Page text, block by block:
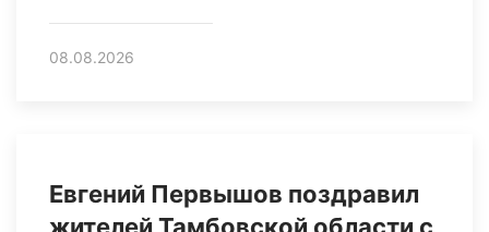
08.08.2026
Евгений Первышов поздравил